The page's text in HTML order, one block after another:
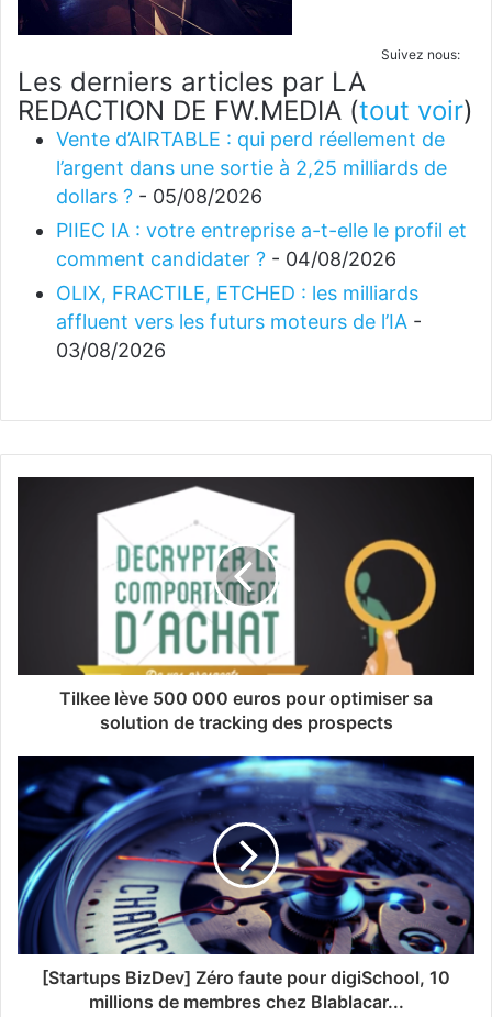
Suivez nous:
Les derniers articles par LA
REDACTION DE FW.MEDIA (tout voir)
Vente d’AIRTABLE : qui perd réellement de
l’argent dans une sortie à 2,25 milliards de
dollars ? - 05/08/2026
PIIEC IA : votre entreprise a-t-elle le profil et
comment candidater ? - 04/08/2026
OLIX, FRACTILE, ETCHED : les milliards
affluent vers les futurs moteurs de l’IA -
03/08/2026
Tilkee lève 500 000 euros pour optimiser sa
solution de tracking des prospects
[Startups BizDev] Zéro faute pour digiSchool, 10
millions de membres chez Blablacar...